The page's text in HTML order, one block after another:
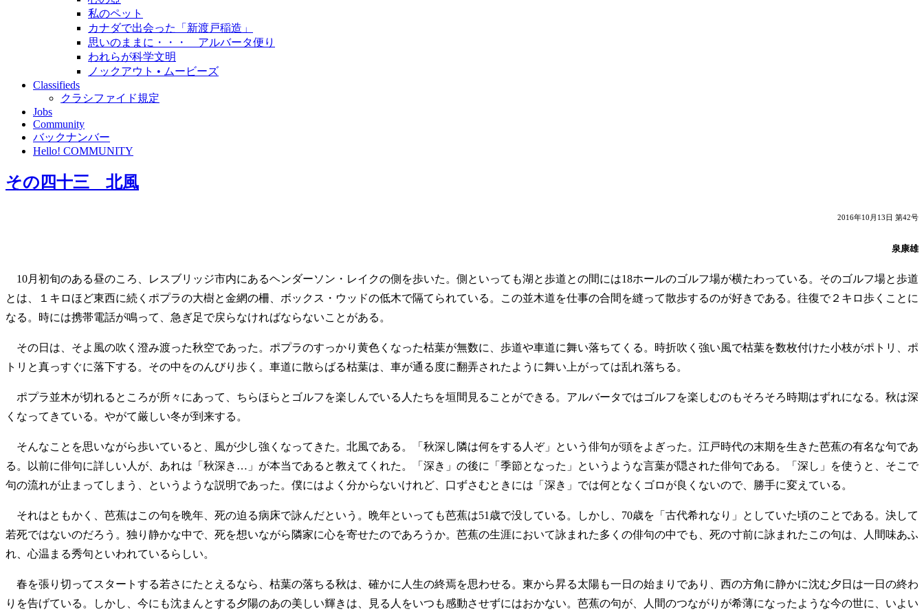
私のペット
カナダで出会った「新渡戸稲造」
思いのままに・・・ アルバータ便り
われらが科学文明
ノックアウト • ムービーズ
Classifieds
クラシファイド規定
Jobs
Community
バックナンバー
Hello! COMMUNITY
その四十三 北風
2016年10月13日 第42号
泉康雄
10月初旬のある昼のころ、レスブリッジ市内にあるヘンダーソン・レイクの側を歩いた。側といっても湖と歩道との間には18ホールのゴルフ場が横たわっている。そのゴルフ場と歩道
とは、１キロほど東西に続くポプラの大樹と金網の柵、ボックス・ウッドの低木で隔てられている。この並木道を仕事の合間を縫って散歩するのが好きである。往復で２キロ歩くことに
なる。時には携帯電話が鳴って、急ぎ足で戻らなければならないことがある。
その日は、そよ風の吹く澄み渡った秋空であった。ポプラのすっかり黄色くなった枯葉が無数に、歩道や車道に舞い落ちてくる。時折吹く強い風で枯葉を数枚付けた小枝がポトリ、ポ
トリと真っすぐに落下する。その中をのんびり歩く。車道に散らばる枯葉は、車が通る度に翻弄されたように舞い上がっては乱れ落ちる。
ポプラ並木が切れるところが所々にあって、ちらほらとゴルフを楽しんでいる人たちを垣間見ることができる。アルバータではゴルフを楽しむのもそろそろ時期はずれになる。秋は深
くなってきている。やがて厳しい冬が到来する。
そんなことを思いながら歩いていると、風が少し強くなってきた。北風である。「秋深し隣は何をする人ぞ」という俳句が頭をよぎった。江戸時代の末期を生きた芭蕉の有名な句であ
る。以前に俳句に詳しい人が、あれは「秋深き…」が本当であると教えてくれた。「深き」の後に「季節となった」というような言葉が隠された俳句である。「深し」を使うと、そこで
句の流れが止まってしまう、というような説明であった。僕にはよく分からないけれど、口ずさむときには「深き」では何となくゴロが良くないので、勝手に変えている。
それはともかく、芭蕉はこの句を晩年、死の迫る病床で詠んだという。晩年といっても芭蕉は51歳で没している。しかし、70歳を「古代希れなり」としていた頃のことである。決して
若死ではないのだろう。独り静かな中で、死を想いながら隣家に心を寄せたのであろうか。芭蕉の生涯において詠まれた多くの俳句の中でも、死の寸前に詠まれたこの句は、人間味あふ
れ、心温まる秀句といわれているらしい。
春を張り切ってスタートする若さにたとえるなら、枯葉の落ちる秋は、確かに人生の終焉を思わせる。東から昇る太陽も一日の始まりであり、西の方角に静かに沈む夕日は一日の終わ
りを告げている。しかし、今にも沈まんとする夕陽のあの美しい輝きは、見る人をいつも感動させずにはおかない。芭蕉の句が、人間のつながりが希薄になったような今の世に、いよい